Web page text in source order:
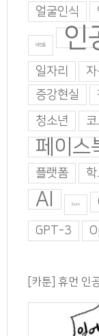
얼굴인식
이인준 인
일자리
증강현실
청소년
페이스
플랫폼
AI Burn
GPT-3
[카툰] 휴먼 인